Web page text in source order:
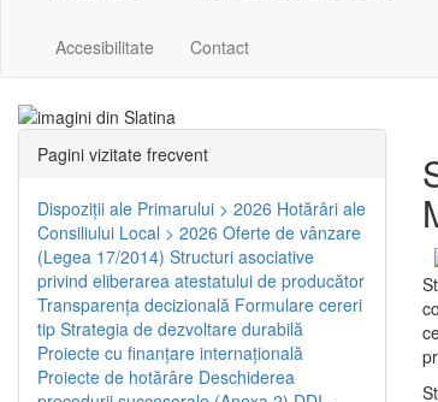
Accesibilitate Contact
Pagini vizitate frecvent
Dispoziţii ale Primarului > 2026 Hotărâri ale
Consiliului Local > 2026 Oferte de vânzare
(Legea 17/2014) Structuri asociative
privind eliberarea atestatului de producător
Transparenţa decizională Formulare cereri
tip Strategia de dezvoltare durabilă
Proiecte cu finanţare internaţională
Proiecte de hotărâre Deschiderea